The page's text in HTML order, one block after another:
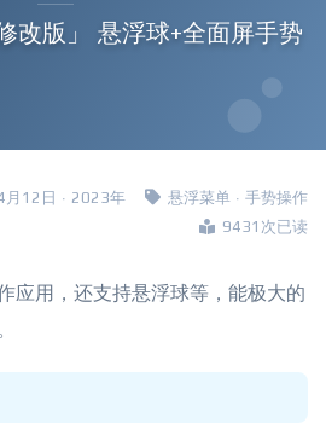
改版」 悬浮球+全面屏手势
月12日 · 2023年 悬浮菜单 · 手势操作
9431次已读
应用，还支持悬浮球等，能极大的